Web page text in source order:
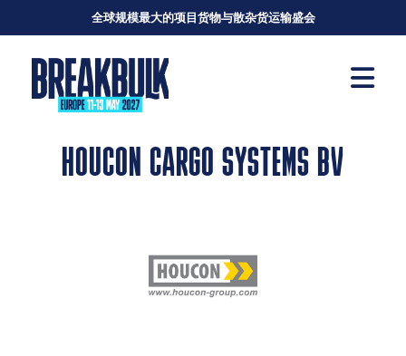
全球规模最大的项目货物与散杂货运输盛会
HOUCON CARGO SYSTEMS BV